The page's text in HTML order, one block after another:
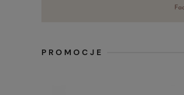
PROMOCJE